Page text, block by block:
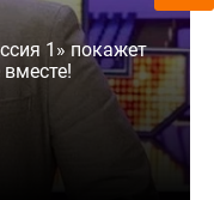
1» покажет